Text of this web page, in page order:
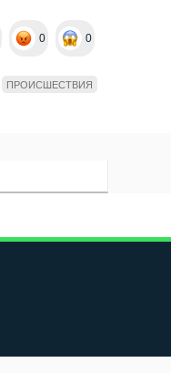
0 0
ПРОИСШЕСТВИЯ